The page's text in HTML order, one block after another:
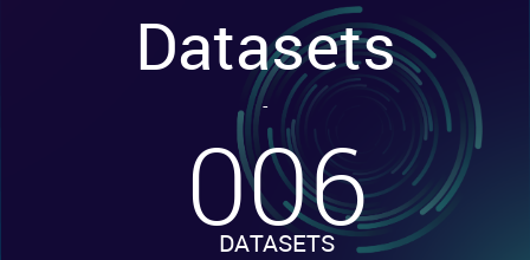
Datasets
-
006
DATASETS